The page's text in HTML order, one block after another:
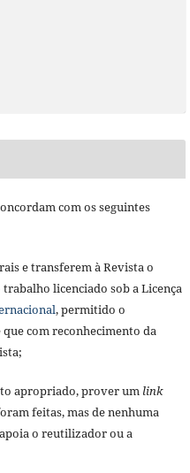
com os seguintes
e transferem à Revista o
licenciado sob a Licença
, permitido o
com reconhecimento da
apropriado, prover um link
feitas, mas de nenhuma
o reutilizador ou a